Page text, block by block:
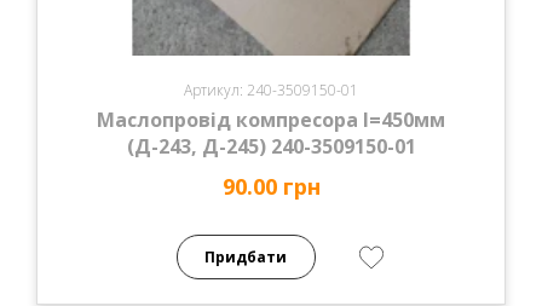
Артикул: 240-3509150-01
Маслопровід компресора l=450мм
(Д-243, Д-245) 240-3509150-01
90.00 грн
Придбати